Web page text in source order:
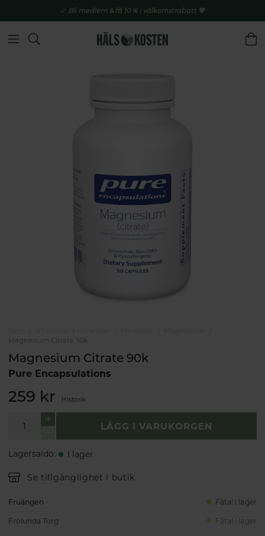
Bli medlem & få 10 % i välkomstrabatt 💚
Magnesium Citrate 90k
Magnesium Citrate 90k
Pure Encapsulations
259 kr Historik
LÄGG I VARUKORGEN
Lagersaldo: I lager
Se tillgänglighet i butik
Fruängen Fåtal i lager
Frölunda Torg Fåtal i lager